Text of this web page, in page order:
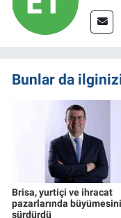
Bunlar da
Brisa, yurtiçi ve ihracat
pazarlarında büyümesini
sürdürdü